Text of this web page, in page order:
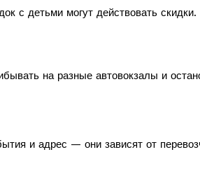
с детьми могут действовать
на разные автовокзалы и
и адрес — они зависят от